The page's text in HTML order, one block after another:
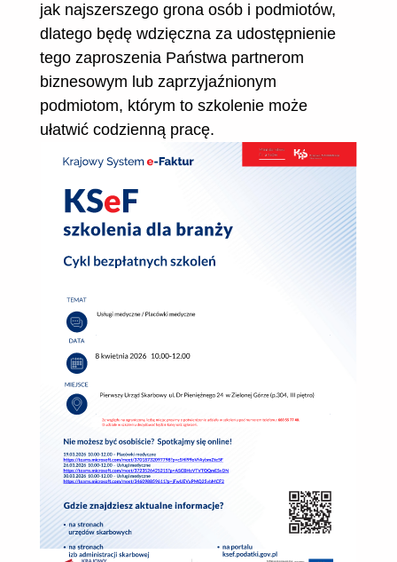
jak najszerszego grona osób i podmiotów,
dlatego będę wdzięczna za udostępnienie
tego zaproszenia Państwa partnerom
biznesowym lub zaprzyjaźnionym
podmiotom, którym to szkolenie może
ułatwić codzienną pracę.